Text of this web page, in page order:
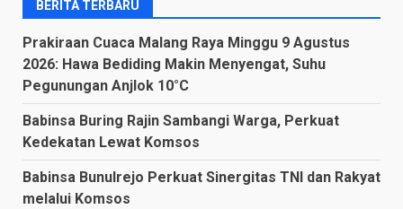
BERITA TERBARU
Prakiraan Cuaca Malang Raya Minggu 9 Agustus
2026: Hawa Bediding Makin Menyengat, Suhu
Pegunungan Anjlok 10°C
Babinsa Buring Rajin Sambangi Warga, Perkuat
Kedekatan Lewat Komsos
Babinsa Bunulrejo Perkuat Sinergitas TNI dan Rakyat
melalui Komsos